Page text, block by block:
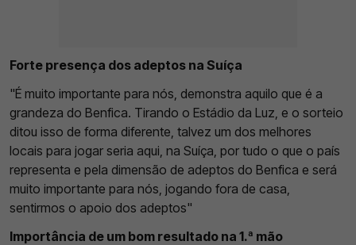
Forte presença dos adeptos na Suíça
"É muito importante para nós, demonstra aquilo que é a
grandeza do Benfica. Tirando o Estádio da Luz, e o sorteio
ditou isso de forma diferente, talvez um dos melhores
locais para jogar seria aqui, na Suíça, por tudo o que o país
representa e pela dimensão de adeptos do Benfica e será
muito importante para nós, jogando fora de casa,
sentirmos o apoio dos adeptos"
Importância de um bom resultado na 1.ª mão